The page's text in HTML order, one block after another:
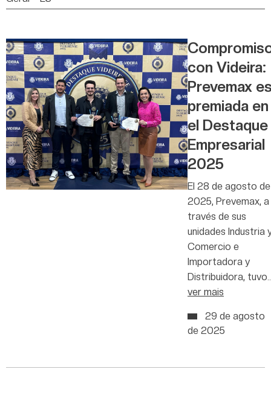
con Videira:
Prevemax
premiada en
el Destaque
Empresarial
2025
El 28 de agosto de
2025, Prevemax, a
través de sus
unidades Industria
Comercio e
Importadora y
Distribuidora,
ver mais
29 de agosto
de 2025